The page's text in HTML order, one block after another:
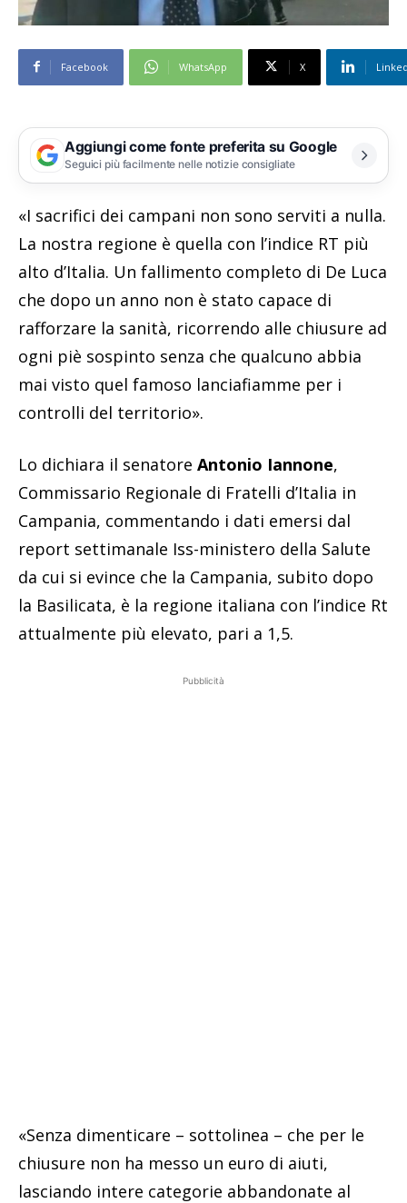
Facebook WhatsApp X
Aggiungi come fonte preferita su Google
Seguici più facilmente nelle notizie consigliate
«I sacrifici dei campani non sono serviti a nulla.
La nostra regione è quella con l’indice RT più
alto d’Italia. Un fallimento completo di De Luca
che dopo un anno non è stato capace di
rafforzare la sanità, ricorrendo alle chiusure ad
ogni piè sospinto senza che qualcuno abbia
mai visto quel famoso lanciafiamme per i
controlli del territorio».
Lo dichiara il senatore Antonio Iannone,
Commissario Regionale di Fratelli d’Italia in
Campania, commentando i dati emersi dal
report settimanale Iss-ministero della Salute
da cui si evince che la Campania, subito dopo
la Basilicata, è la regione italiana con l’indice Rt
attualmente più elevato, pari a 1,5.
Pubblicità
«Senza dimenticare – sottolinea – che per le
chiusure non ha messo un euro di aiuti,
lasciando intere categorie abbandonate al